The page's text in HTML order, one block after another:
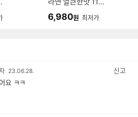
6,980원 최저가
23.06.28.
신고
요 ㅋㅋ